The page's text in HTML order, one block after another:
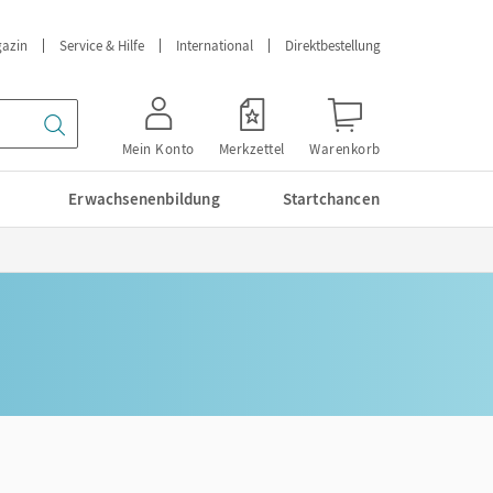
Service & Hilfe International Direktbestellung
Mein Konto Merkzettel Warenkorb
Erwachsenenbildung Startchancen